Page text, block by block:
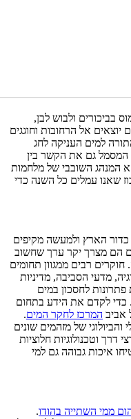
בביכורים ולבוש לבן,
אל הרחובות וחוגגים
למים העניקה לחג
המסמל גם את הקשר בין
המנהג השובבי של מלחמות
שאנו עמלים כל השנה כדי
מכסים מעל ל-70% משטח כדור הארץ ולמעשה מקיפים
הם מצרך יקר ערך שחשוב
חוקרים רבים ממגוון תחומים
מדעי הסביבה, מדיניות
לחסכון במים
כדי לקדם את הידע בתחום
אביב המרכז לחקר המים.
של מזהמים שונים
דרך וטכנולוגיות חלוציות
איכות גבוהה גם למי
ממי השתייה בהודו.